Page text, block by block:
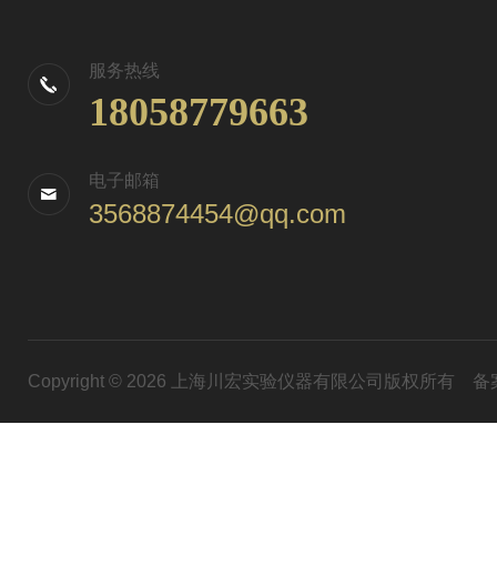
服务热线
18058779663
电子邮箱
3568874454@qq.com
Copyright © 2026 上海川宏实验仪器有限公司版权所有 备